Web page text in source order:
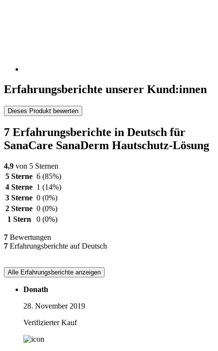
Erfahrungsberichte unserer Kund:innen
Dieses Produkt bewerten
7 Erfahrungsberichte in Deutsch für
SanaCare SanaDerm Hautschutz-Lösung
4,9 von 5 Sternen
5 Sterne 6 (85%)
4 Sterne 1 (14%)
3 Sterne 0 (0%)
2 Sterne 0 (0%)
1 Stern
0 (0%)
7 Bewertungen
7 Erfahrungsberichte auf Deutsch
Alle Erfahrungsberichte anzeigen
Donath
28. November 2019
Verifizierter Kauf